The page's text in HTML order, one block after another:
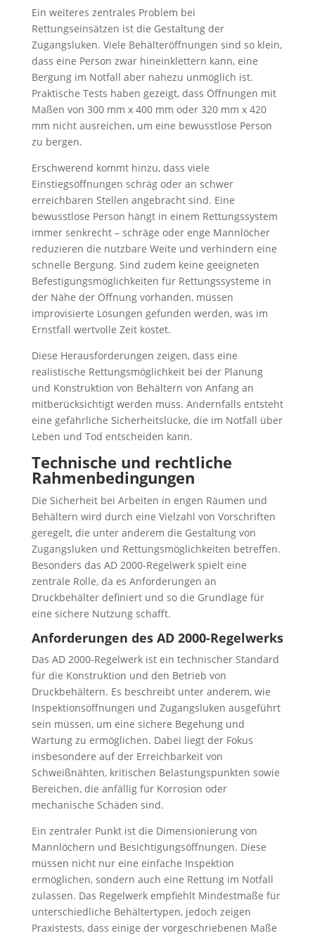
Ein weiteres zentrales Problem bei
Rettungseinsätzen ist die Gestaltung der
Zugangsluken. Viele Behälteröffnungen sind so klein,
dass eine Person zwar hineinklettern kann, eine
Bergung im Notfall aber nahezu unmöglich ist.
Praktische Tests haben gezeigt, dass Öffnungen mit
Maßen von 300 mm x 400 mm oder 320 mm x 420
mm nicht ausreichen, um eine bewusstlose Person
zu bergen.
Erschwerend kommt hinzu, dass viele
Einstiegsöffnungen schräg oder an schwer
erreichbaren Stellen angebracht sind. Eine
bewusstlose Person hängt in einem Rettungssystem
immer senkrecht – schräge oder enge Mannlöcher
reduzieren die nutzbare Weite und verhindern eine
schnelle Bergung. Sind zudem keine geeigneten
Befestigungsmöglichkeiten für Rettungssysteme in
der Nähe der Öffnung vorhanden, müssen
improvisierte Lösungen gefunden werden, was im
Ernstfall wertvolle Zeit kostet.
Diese Herausforderungen zeigen, dass eine
realistische Rettungsmöglichkeit bei der Planung
und Konstruktion von Behältern von Anfang an
mitberücksichtigt werden muss. Andernfalls entsteht
eine gefährliche Sicherheitslücke, die im Notfall über
Leben und Tod entscheiden kann.
Technische und rechtliche
Rahmenbedingungen
Die Sicherheit bei Arbeiten in engen Räumen und
Behältern wird durch eine Vielzahl von Vorschriften
geregelt, die unter anderem die Gestaltung von
Zugangsluken und Rettungsmöglichkeiten betreffen.
Besonders das AD 2000-Regelwerk spielt eine
zentrale Rolle, da es Anforderungen an
Druckbehälter definiert und so die Grundlage für
eine sichere Nutzung schafft.
Anforderungen des AD 2000-Regelwerks
Das AD 2000-Regelwerk ist ein technischer Standard
für die Konstruktion und den Betrieb von
Druckbehältern. Es beschreibt unter anderem, wie
Inspektionsöffnungen und Zugangsluken ausgeführt
sein müssen, um eine sichere Begehung und
Wartung zu ermöglichen. Dabei liegt der Fokus
insbesondere auf der Erreichbarkeit von
Schweißnähten, kritischen Belastungspunkten sowie
Bereichen, die anfällig für Korrosion oder
mechanische Schäden sind.
Ein zentraler Punkt ist die Dimensionierung von
Mannlöchern und Besichtigungsöffnungen. Diese
müssen nicht nur eine einfache Inspektion
ermöglichen, sondern auch eine Rettung im Notfall
zulassen. Das Regelwerk empfiehlt Mindestmaße für
unterschiedliche Behältertypen, jedoch zeigen
Praxistests, dass einige der vorgeschriebenen Maße